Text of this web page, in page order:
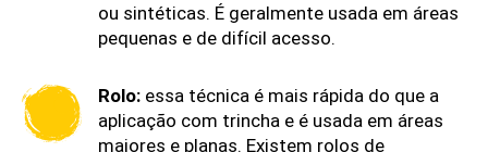
ou sintéticas. É geralmente usada em áreas
pequenas e de difícil acesso.
Rolo: essa técnica é mais rápida do que a
aplicação com trincha e é usada em áreas
maiores e planas. Existem rolos de